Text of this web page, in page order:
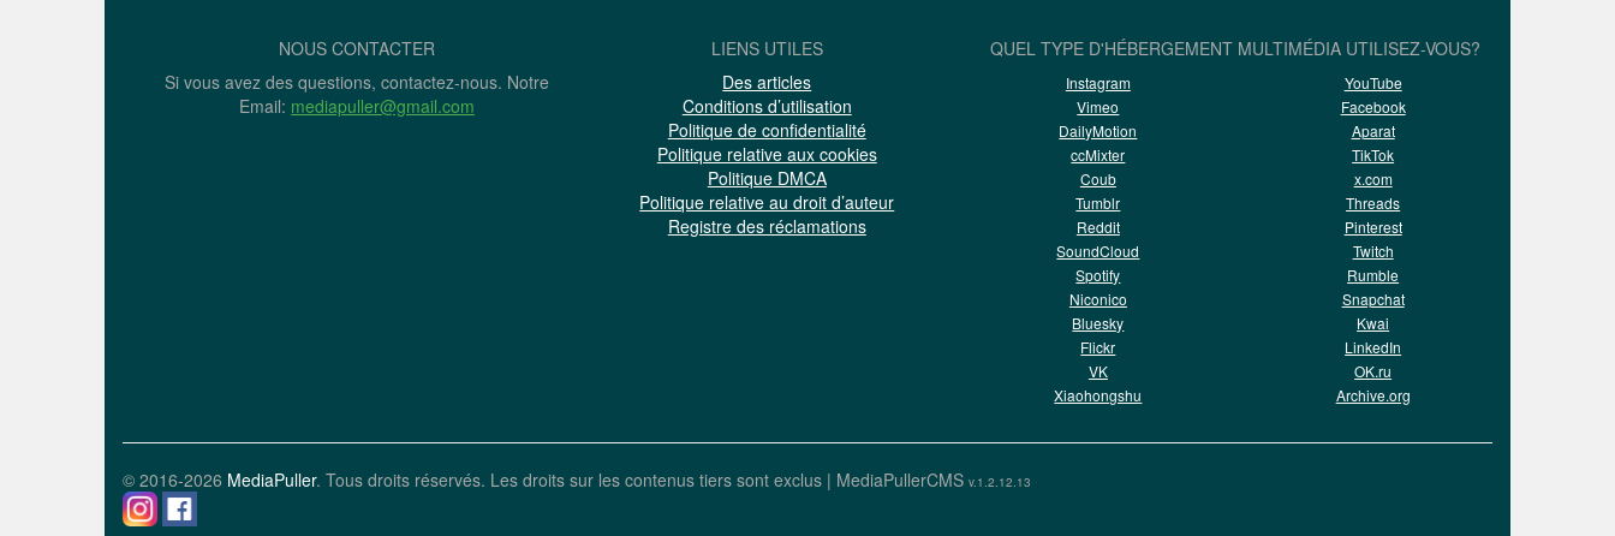
NOUS CONTACTER
Si vous avez des questions, contactez-nous. Notre
Email: mediapuller@gmail.com
LIENS UTILES
Des articles
Conditions d’utilisation
Politique de confidentialité
Politique relative aux cookies
Politique DMCA
Politique relative au droit d’auteur
Registre des réclamations
QUEL TYPE D'HÉBERGEMENT MULTIMÉDIA UTILISEZ-VOUS?
Instagram
YouTube
Vimeo
Facebook
DailyMotion
Aparat
ccMixter
TikTok
Coub
x.com
Tumblr
Threads
Reddit
Pinterest
SoundCloud
Twitch
Spotify
Rumble
Niconico
Snapchat
Bluesky
Kwai
Flickr
LinkedIn
VK
OK.ru
Xiaohongshu
Archive.org
© 2016-2026 MediaPuller. Tous droits réservés. Les droits sur les contenus tiers sont exclus | MediaPullerCMS v.1.2.12.13